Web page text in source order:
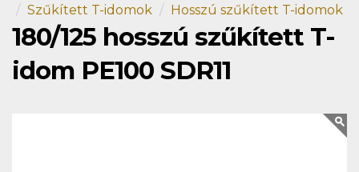
Szűkített T-idomok
Hosszú szűkített T-idomok
180/125 hosszú szűkített T-
idom PE100 SDR11